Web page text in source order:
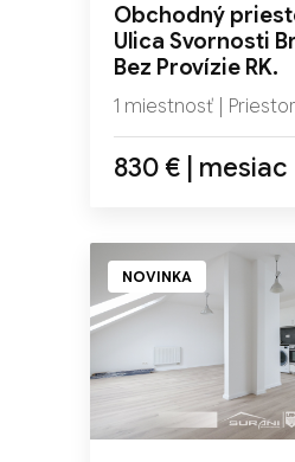
Obchodný
Ulica Svornosti
Bez Provízie RK.
1 miestnosť |
830 € | mesiac
NOVINKA